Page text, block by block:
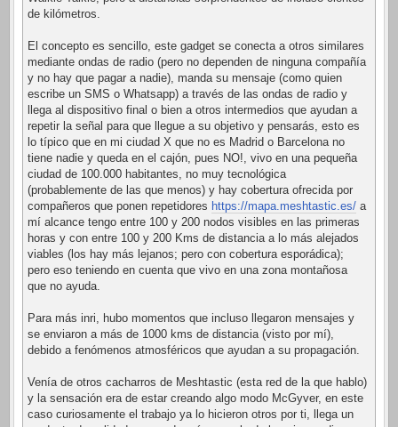
de kilómetros.
El concepto es sencillo, este gadget se conecta a otros similares
mediante ondas de radio (pero no dependen de ninguna compañía
y no hay que pagar a nadie), manda su mensaje (como quien
escribe un SMS o Whatsapp) a través de las ondas de radio y
llega al dispositivo final o bien a otros intermedios que ayudan a
repetir la señal para que llegue a su objetivo y pensarás, esto es
lo típico que en mi ciudad X que no es Madrid o Barcelona no
tiene nadie y queda en el cajón, pues NO!, vivo en una pequeña
ciudad de 100.000 habitantes, no muy tecnológica
(probablemente de las que menos) y hay cobertura ofrecida por
compañeros que ponen repetidores https://mapa.meshtastic.es/ a
mí alcance tengo entre 100 y 200 nodos visibles en las primeras
horas y con entre 100 y 200 Kms de distancia a lo más alejados
viables (los hay más lejanos; pero con cobertura esporádica);
pero eso teniendo en cuenta que vivo en una zona montañosa
que no ayuda.
Para más inri, hubo momentos que incluso llegaron mensajes y
se enviaron a más de 1000 kms de distancia (visto por mí),
debido a fenómenos atmosféricos que ayudan a su propagación.
Venía de otros cacharros de Meshtastic (esta red de la que hablo)
y la sensación era de estar creando algo modo McGyver, en este
caso curiosamente el trabajo ya lo hicieron otros por ti, llega un